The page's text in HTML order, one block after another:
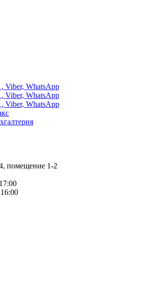
Viber, WhatsApp
Viber, WhatsApp
Viber, WhatsApp
помещение 1-2